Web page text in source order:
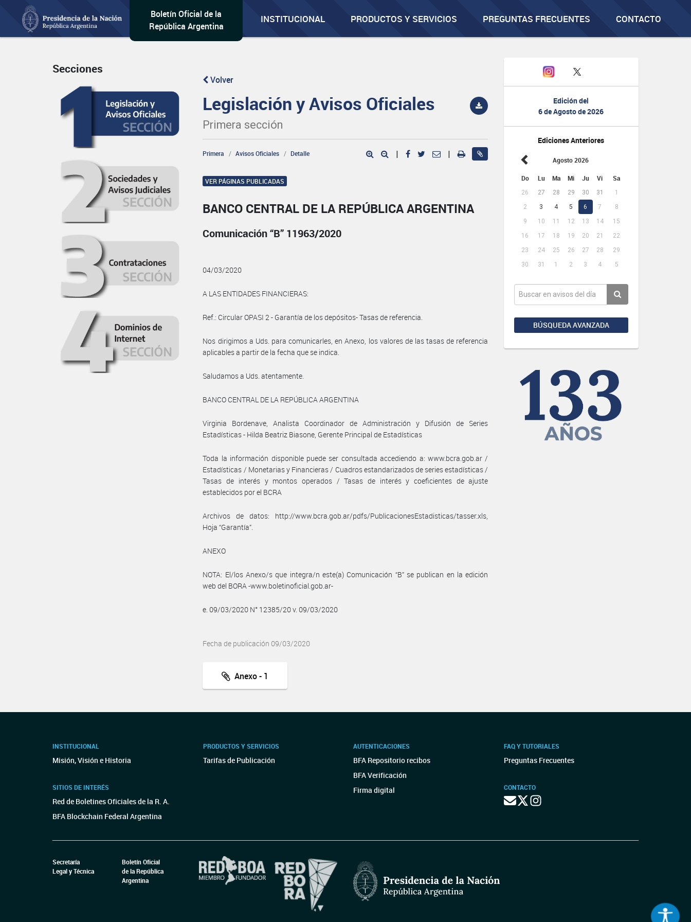
Boletín Oficial de la
República Argentina
INSTITUCIONAL PRODUCTOS Y SERVICIOS PREGUNTAS FRECUENTES CONTACTO
Edición del
6 de Agosto de 2026
Ediciones Anteriores
Agosto 2026
Do Lu Ma Mi Ju Vi Sa
26 27 28 29 30 31
1
2
3 4 5 6 7
8
9
10 11 12 13 14
15
16
17 18 19 20 21
22
23
24 25 26 27 28
29
30
31 1 2 3 4 5
BÚSQUEDA AVANZADA
Secciones
Volver
Legislación y Avisos Oficiales
Primera sección
Primera Avisos Oficiales Detalle | |
VER PÁGINAS PUBLICADAS
BANCO CENTRAL DE LA REPÚBLICA ARGENTINA
Comunicación “B” 11963/2020
04/03/2020
A LAS ENTIDADES FINANCIERAS:
Ref.: Circular OPASI 2 - Garantía de los depósitos- Tasas de referencia.
Nos dirigimos a Uds. para comunicarles, en Anexo, los valores de las tasas de referencia
aplicables a partir de la fecha que se indica.
Saludamos a Uds. atentamente.
BANCO CENTRAL DE LA REPÚBLICA ARGENTINA
Virginia Bordenave, Analista Coordinador de Administración y Difusión de Series
Estadísticas - Hilda Beatriz Biasone, Gerente Principal de Estadísticas
Toda la información disponible puede ser consultada accediendo a: www.bcra.gob.ar /
Estadísticas / Monetarias y Financieras / Cuadros estandarizados de series estadísticas /
Tasas de interés y montos operados / Tasas de interés y coeficientes de ajuste
establecidos por el BCRA
Archivos de datos: http://www.bcra.gob.ar/pdfs/PublicacionesEstadisticas/tasser.xls,
Hoja “Garantía”.
ANEXO
NOTA: El/los Anexo/s que integra/n este(a) Comunicación “B” se publican en la edición
web del BORA -www.boletinoficial.gob.ar-
e. 09/03/2020 N° 12385/20 v. 09/03/2020
Fecha de publicación 09/03/2020
Anexo - 1
INSTITUCIONAL
Misión, Visión e Historia
SITIOS DE INTERÉS
Red de Boletines Oficiales de la R. A.
BFA Blockchain Federal Argentina
PRODUCTOS Y SERVICIOS
Tarifas de Publicación
AUTENTICACIONES
BFA Repositorio recibos
BFA Verificación
Firma digital
FAQ Y TUTORIALES
Preguntas Frecuentes
CONTACTO
Secretaría
Legal y Técnica
Boletín Oficial
de la República
Argentina